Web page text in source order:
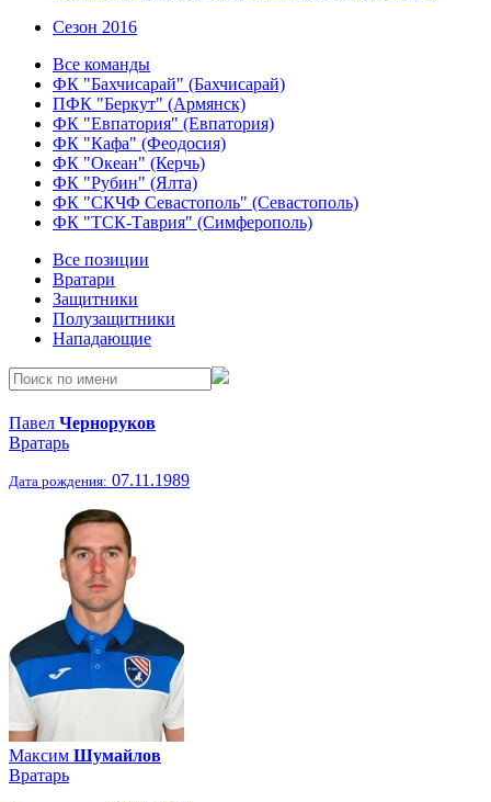
Сезон 2016
Все команды
ФК "Бахчисарай" (Бахчисарай)
ПФК "Беркут" (Армянск)
ФК "Евпатория" (Евпатория)
ФК "Кафа" (Феодосия)
ФК "Океан" (Керчь)
ФК "Рубин" (Ялта)
ФК "СКЧФ Севастополь" (Севастополь)
ФК "ТСК-Таврия" (Симферополь)
Все позиции
Вратари
Защитники
Полузащитники
Нападающие
Павел Черноруков
Вратарь
Дата рождения: 07.11.1989
Максим Шумайлов
Вратарь